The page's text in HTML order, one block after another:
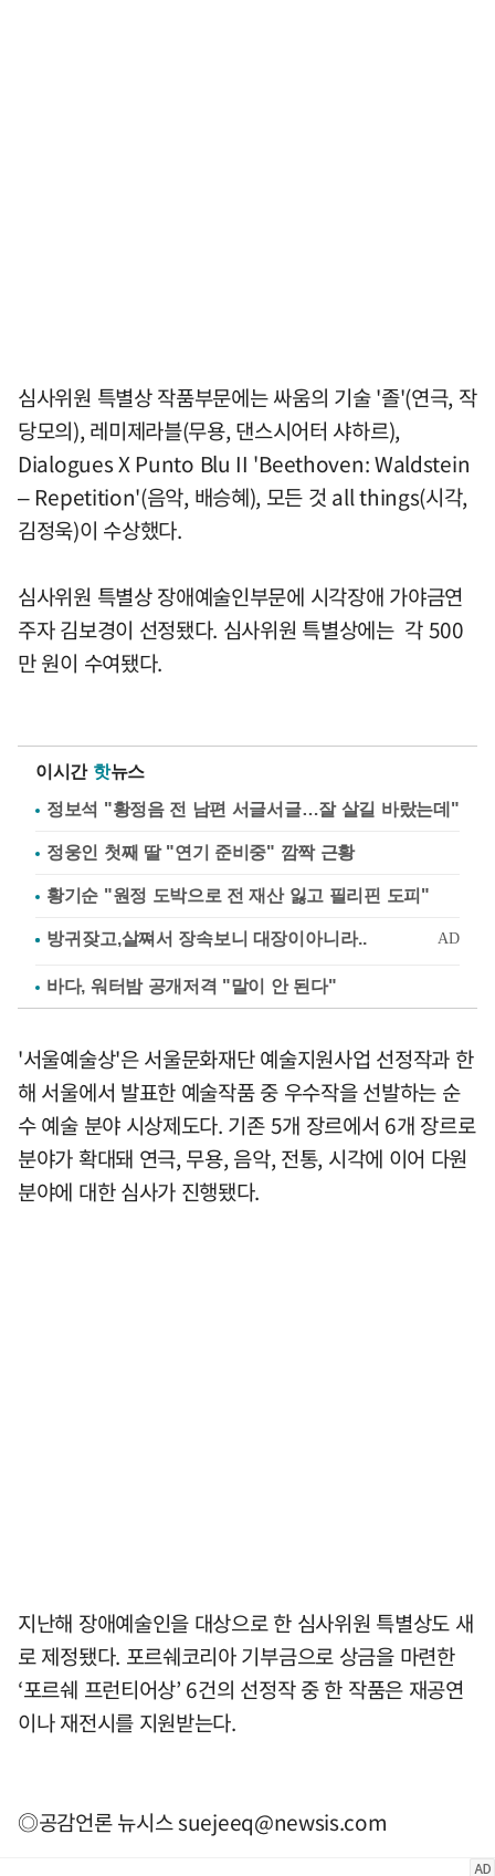
심사위원 특별상 작품부문에는 싸움의 기술 '졸'(연극, 작
당모의), 레미제라블(무용, 댄스시어터 샤하르),
Dialogues X Punto Blu II 'Beethoven: Waldstein
– Repetition'(음악, 배승혜), 모든 것 all things(시각,
김정욱)이 수상했다.
심사위원 특별상 장애예술인부문에 시각장애 가야금연
주자 김보경이 선정됐다. 심사위원 특별상에는 각 500
만 원이 수여됐다.
이시간 핫뉴스
정보석 "황정음 전 남편 서글서글…잘 살길 바랐는데"
정웅인 첫째 딸 "연기 준비중" 깜짝 근황
황기순 "원정 도박으로 전 재산 잃고 필리핀 도피"
바다, 워터밤 공개저격 "말이 안 된다"
'서울예술상'은 서울문화재단 예술지원사업 선정작과 한
해 서울에서 발표한 예술작품 중 우수작을 선발하는 순
수 예술 분야 시상제도다. 기존 5개 장르에서 6개 장르로
분야가 확대돼 연극, 무용, 음악, 전통, 시각에 이어 다원
분야에 대한 심사가 진행됐다.
지난해 장애예술인을 대상으로 한 심사위원 특별상도 새
로 제정됐다. 포르쉐코리아 기부금으로 상금을 마련한
‘포르쉐 프런티어상’ 6건의 선정작 중 한 작품은 재공연
이나 재전시를 지원받는다.
◎공감언론 뉴시스suejeeq@newsis.com